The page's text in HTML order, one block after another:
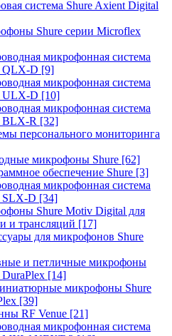
система Shure Axient Digital
Shure серии Microflex
микрофонная система
QLX-D [9]
микрофонная система
ULX-D [10]
микрофонная система
BLX-R [32]
персонального мониторинга
микрофоны Shure [62]
обеспечение Shure [3]
микрофонная система
SLX-D [34]
Shure Motiv Digital для
и трансляций [17]
для микрофонов Shure
и петличные микрофоны
DuraPlex [14]
микрофоны Shure
[39]
RF Venue [21]
микрофонная система